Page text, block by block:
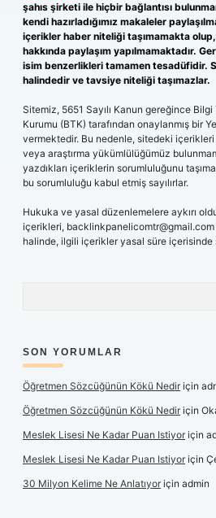
şahıs şirketi ile hiçbir bağlantısı
kendi hazırladığımız makaleler
içerikler haber niteliği taşımamakta
hakkında paylaşım yapılmamaktadır.
isim benzerlikleri tamamen tesadüfidir.
halindedir ve tavsiye niteliği taşımazlar.
Sitemiz, 5651 Sayılı Kanun gereğince
Kurumu (BTK) tarafından onaylanmış bir
vermektedir. Bu nedenle, sitedeki
veya araştırma yükümlülüğümüz
yazdıkları içeriklerin sorumluluğunu
bu sorumluluğu kabul etmiş sayılırlar.
Hukuka ve yasal düzenlemelere aykırı
içerikleri, backlinkpanelicomtr@gmail.com
halinde, ilgili içerikler yasal süre içerisinde
SON YORUMLAR
Öğretmen Sözcüğünün Kökü Nediriçin
Öğretmen Sözcüğünün Kökü Nediriçin
Meslek Lisesi Ne Kadar Puan Istiyoriçin
Meslek Lisesi Ne Kadar Puan Istiyoriçin
30 Milyon Kelime Ne Anlatıyoriçin admin